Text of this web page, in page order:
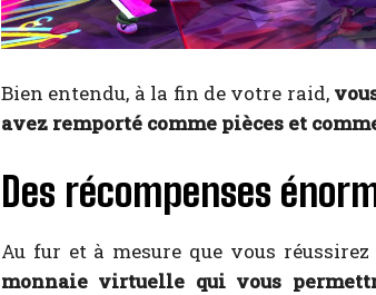
Bien entendu, à la fin de votre raid,
avez remporté comme pièces et
Des récompenses
Au fur et à mesure que vous
monnaie virtuelle qui vous